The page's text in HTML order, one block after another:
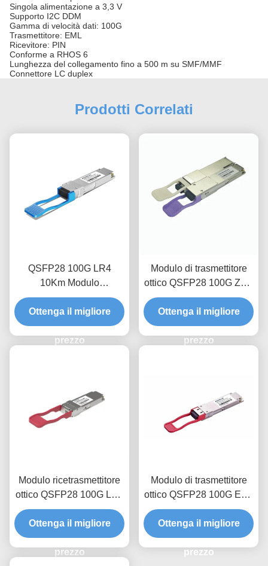
Singola alimentazione a 3,3 V
Supporto I2C DDM
Gamma di velocità dati: 100G
Trasmettitore: EML
Ricevitore: PIN
Conforme a RHOS 6
Lunghezza del collegamento fino a 500 m su SMF/MMF
Connettore LC duplex
Prodotti Correlati
QSFP28 100G LR4
10Km Modulo
trasmettitore ottico
Ottenga il migliore
prezzo
Modulo di trasmettitore
ottico QSFP28 100G ZR4
BIDI 80Km
Ottenga il migliore
prezzo
Modulo ricetrasmettitore
ottico QSFP28 100G LR1
BIDI 20Km
Ottenga il migliore
prezzo
Modulo di trasmettitore
ottico QSFP28 100G ER1
1310nm 40km
Ottenga il migliore
prezzo